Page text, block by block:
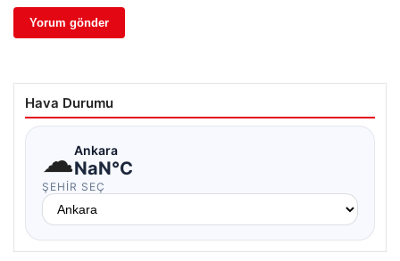
Hava Durumu
☁Ankara
NaN°C
ŞEHIR SEÇ